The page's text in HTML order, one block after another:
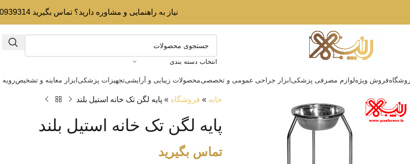
نیاز به راهنمایی و مشاوره دارید؟ تماس بگیرید 09300939314
انتخاب دسته بندی
فروش ویژهلوازم مصرفی پزشکیابزار جراحی عمومی و تخصصیمحصولات زیبایی و آرایشیتجهیزات پزشکیابزار معاینه و تشخیص
خانه » فروشگاه » پایه لگن تک خانه استیل بلند
پایه لگن تک خانه استیل بلند
تماس بگیرید